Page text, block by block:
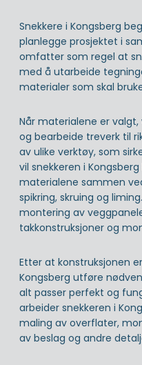
Snekkere i Kongsberg
planlegge prosjektet i
omfatter som regel at
med å utarbeide
materialer som skal
Når materialene er valgt,
og bearbeide treverk til
av ulike verktøy, som
vil snekkeren i
materialene sammen
spikring, skruing og
montering av
takkonstruksjoner og
Etter at konstruksjonen
Kongsberg utføre
alt passer perfekt og
arbeider snekkeren i
maling av overflater,
av beslag og andre